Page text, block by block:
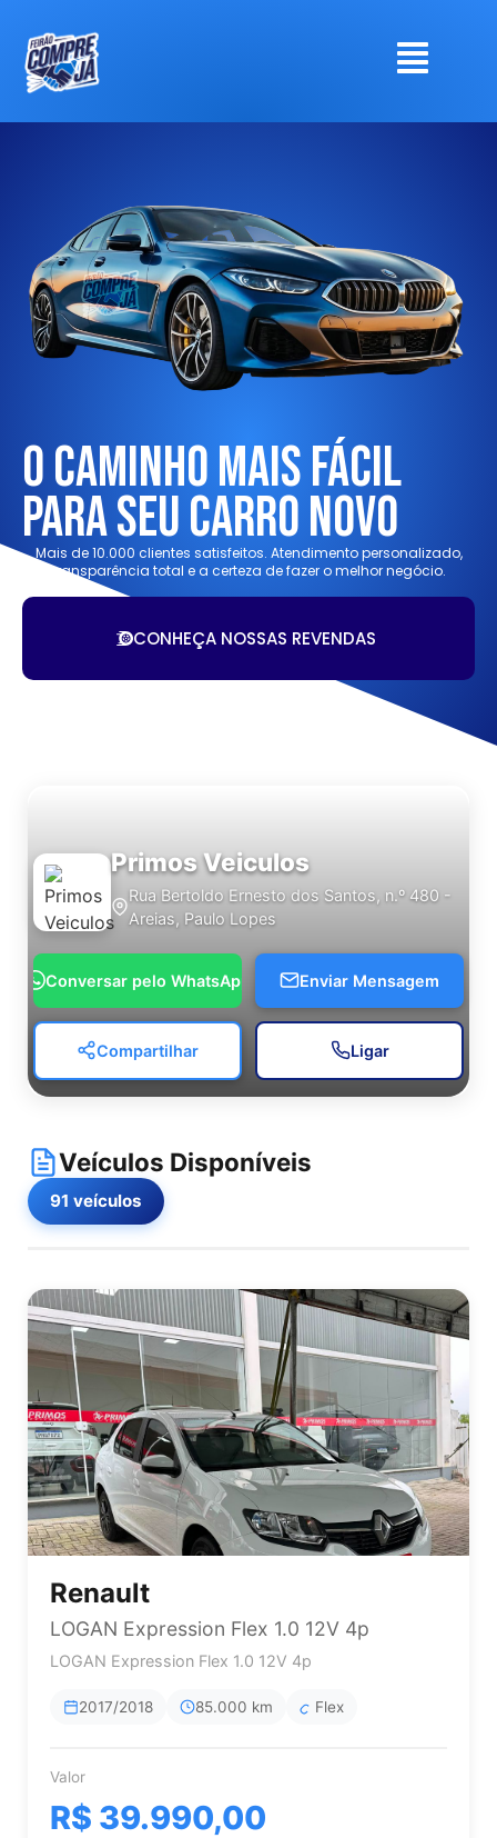
O Caminho Mais Fácil
Para Seu Carro Novo
Mais de 10.000 clientes satisfeitos. Atendimento personalizado,
transparência total e a certeza de fazer o melhor negócio.
CONHEÇA NOSSAS REVENDAS
Primos Veiculos
Rua Bertoldo Ernesto dos Santos, n.º 480 -
Areias, Paulo Lopes
Conversar pelo WhatsApp Enviar Mensagem
Compartilhar Ligar
Veículos Disponíveis
91 veículos
Renault
LOGAN Expression Flex 1.0 12V 4p
LOGAN Expression Flex 1.0 12V 4p
2017/2018 85.000 km Flex
Valor
R$ 39.990,00